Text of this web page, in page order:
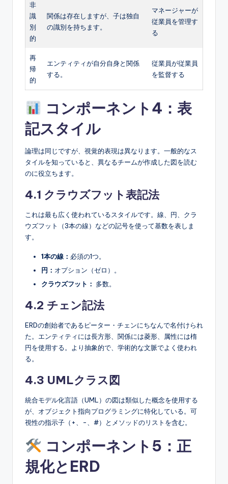
非
識
別
的
関係は存在しますが、子は独自
の識別を持ちます。
マネージャーが
従業員を管理す
る
再
帰
的
エンティティが自分自身と関係
する。
従業員が従業員
を監督する
コンポーネント4：表
記スタイル
論理は同じですが、視覚的表現は異なります。一般的なス
タイルを知っていると、異なるチームが作成した図を読む
のに役立ちます。
4.1 クラウズフット表記法
これは最も広く使われているスタイルです。線、円、クラ
ウズフット（3本の線）などの記号を使って基数を表しま
す。
1本の線： 必須の1つ。
円： オプション（ゼロ）。
クラウズフット： 多数。
4.2 チェン記法
ERDの創始者であるピーター・チェンにちなんで名付けられ
た。エンティティには長方形、関係には菱形、属性には楕
円を使用する。より抽象的で、学術的な文脈でよく使われ
る。
4.3 UMLクラス図
統合モデル化言語（UML）の図は類似した概念を使用する
が、オブジェクト指向プログラミングに特化している。可
視性の指示子（+、-、#）とメソッドのリストを含む。
コンポーネント5：正
規化とERD